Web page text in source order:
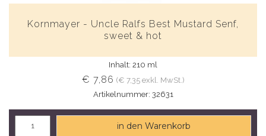
Kornmayer - Uncle Ralfs Best Mustard Senf,
sweet & hot
Inhalt: 210 ml
€ 7,86 (€ 7,35 exkl. MwSt.)
Artikelnummer: 32631
in den Warenkorb